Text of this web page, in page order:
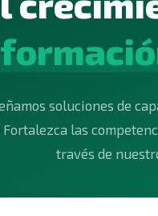
soluciones de
las
través de